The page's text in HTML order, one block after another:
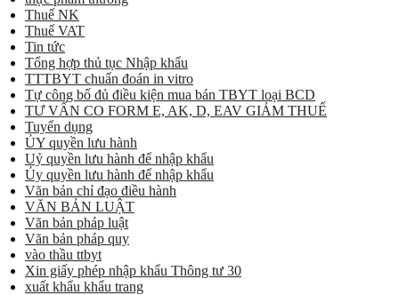
Thuế NK
Thuế VAT
Tin tức
Tổng hợp thủ tục Nhập khẩu
TTTBYT chuẩn đoán in vitro
Tự công bố đủ điều kiện mua bán TBYT loại BCD
TƯ VẤN CO FORM E, AK, D, EAV GIẢM THUẾ
Tuyển dụng
ỦY quyền lưu hành
Uỷ quyền lưu hành để nhập khẩu
Ủy quyền lưu hành để nhập khẩu
Văn bản chỉ đạo điều hành
VĂN BẢN LUẬT
Văn bản pháp luật
Văn bản pháp quy
vào thầu ttbyt
Xin giấy phép nhập khẩu Thông tư 30
xuất khẩu khẩu trang